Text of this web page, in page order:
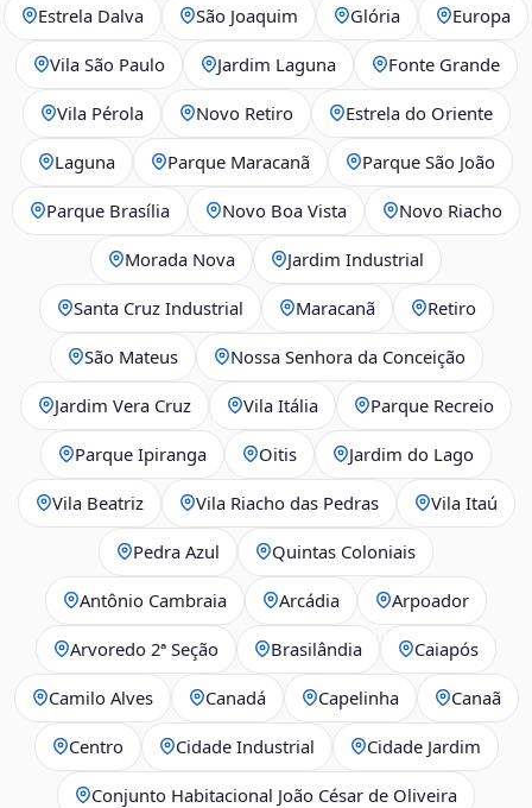
Estrela Dalva São Joaquim Glória Europa
Vila São Paulo Jardim Laguna Fonte Grande
Vila Pérola Novo Retiro Estrela do Oriente
Laguna Parque Maracanã Parque São João
Parque Brasília Novo Boa Vista Novo Riacho
Morada Nova Jardim Industrial
Santa Cruz Industrial Maracanã Retiro
São Mateus Nossa Senhora da Conceição
Jardim Vera Cruz Vila Itália Parque Recreio
Parque Ipiranga Oitis Jardim do Lago
Vila Beatriz Vila Riacho das Pedras Vila Itaú
Pedra Azul Quintas Coloniais
Antônio Cambraia Arcádia Arpoador
Arvoredo 2ª Seção Brasilândia Caiapós
Camilo Alves Canadá Capelinha Canaã
Centro Cidade Industrial Cidade Jardim
Conjunto Habitacional João César de Oliveira